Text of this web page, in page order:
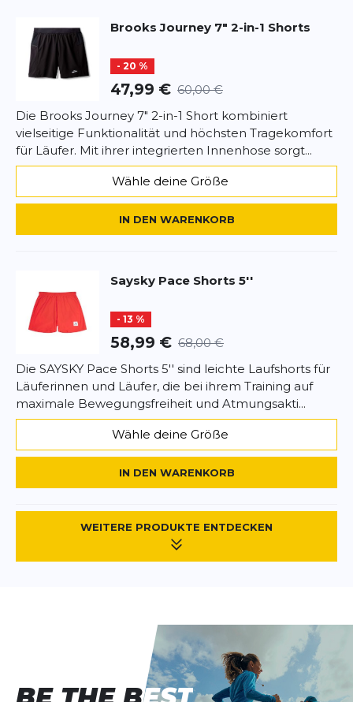
BrooksJourney 7" 2-in-1 Shorts
- 20 %
47,99 € 60,00 €
Die Brooks Journey 7" 2-in-1 Short kombiniert
vielseitige Funktionalität und höchsten Tragekomfort
für Läufer. Mit ihrer integrierten Innenhose sorgt...
Wähle deine Größe
IN DEN WARENKORB
Saysky Pace Shorts 5''
- 13 %
58,99 € 68,00 €
Die SAYSKY Pace Shorts 5'' sind leichte Laufshorts für
Läuferinnen und Läufer, die bei ihrem Training auf
maximale Bewegungsfreiheit und Atmungsakti...
Wähle deine Größe
IN DEN WARENKORB
WEITERE PRODUKTE ENTDECKEN